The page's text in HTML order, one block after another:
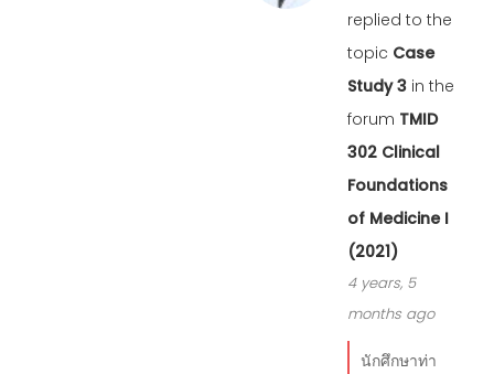
replied to the
topic Case
Study 3 in the
forum TMID
302 Clinical
Foundations
of Medicine I
(2021)
4 years, 5
months ago
นักศึกษาท่า